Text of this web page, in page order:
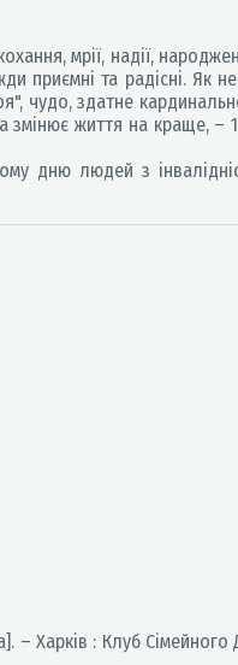
мрії, надії,
приємні та радісні. Як
чудо, здатне
змінює життя на краще, –
дню людей з
– Харків : Клуб Сімейного